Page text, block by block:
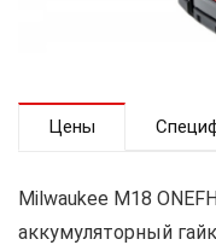
Цены
Milwaukee M18
аккумуляторный